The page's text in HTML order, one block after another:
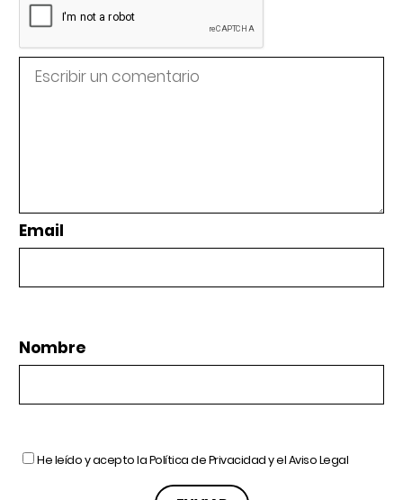
Email
Nombre
He leído y acepto laPolítica de Privacidady elAviso Legal